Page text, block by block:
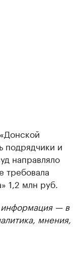
«Донской
подрядчики и
направляло
требовала
1,2 млн руб.
— в
мнения,